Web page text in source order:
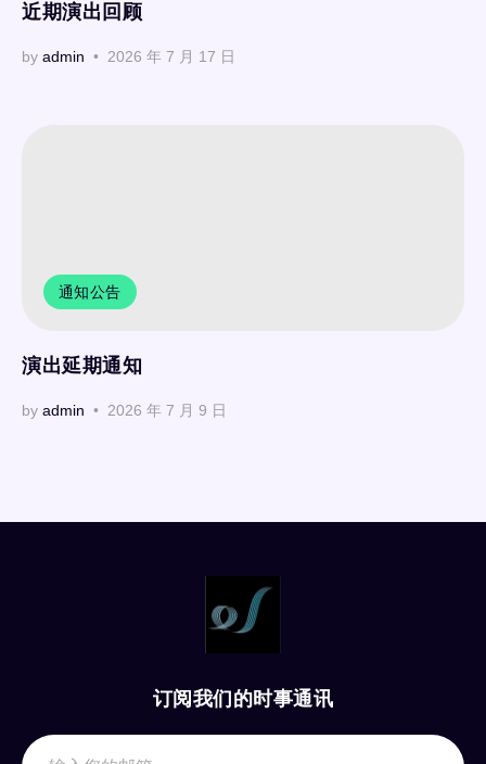
近期演出回顾
by admin 2026 年 7 月 17 日
通知公告
演出延期通知
by admin 2026 年 7 月 9 日
订阅我们的时事通讯